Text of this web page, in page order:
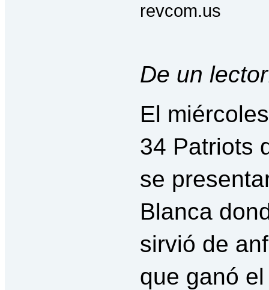
revcom.us
De un
El
34 Patriots
se
Blanca
sirvió de
que ganó